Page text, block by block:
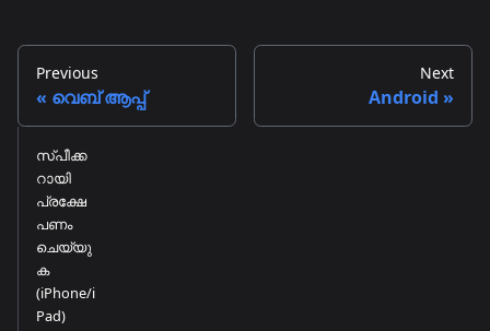
Previous
വെബ് ആപ്പ്
Next
Android
സ്പീക്ക
റായി
പ്രക്ഷേ
പണം
ചെയ്യു
ക
(iPhone/i
Pad)